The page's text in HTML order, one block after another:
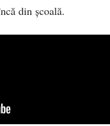
din școală.